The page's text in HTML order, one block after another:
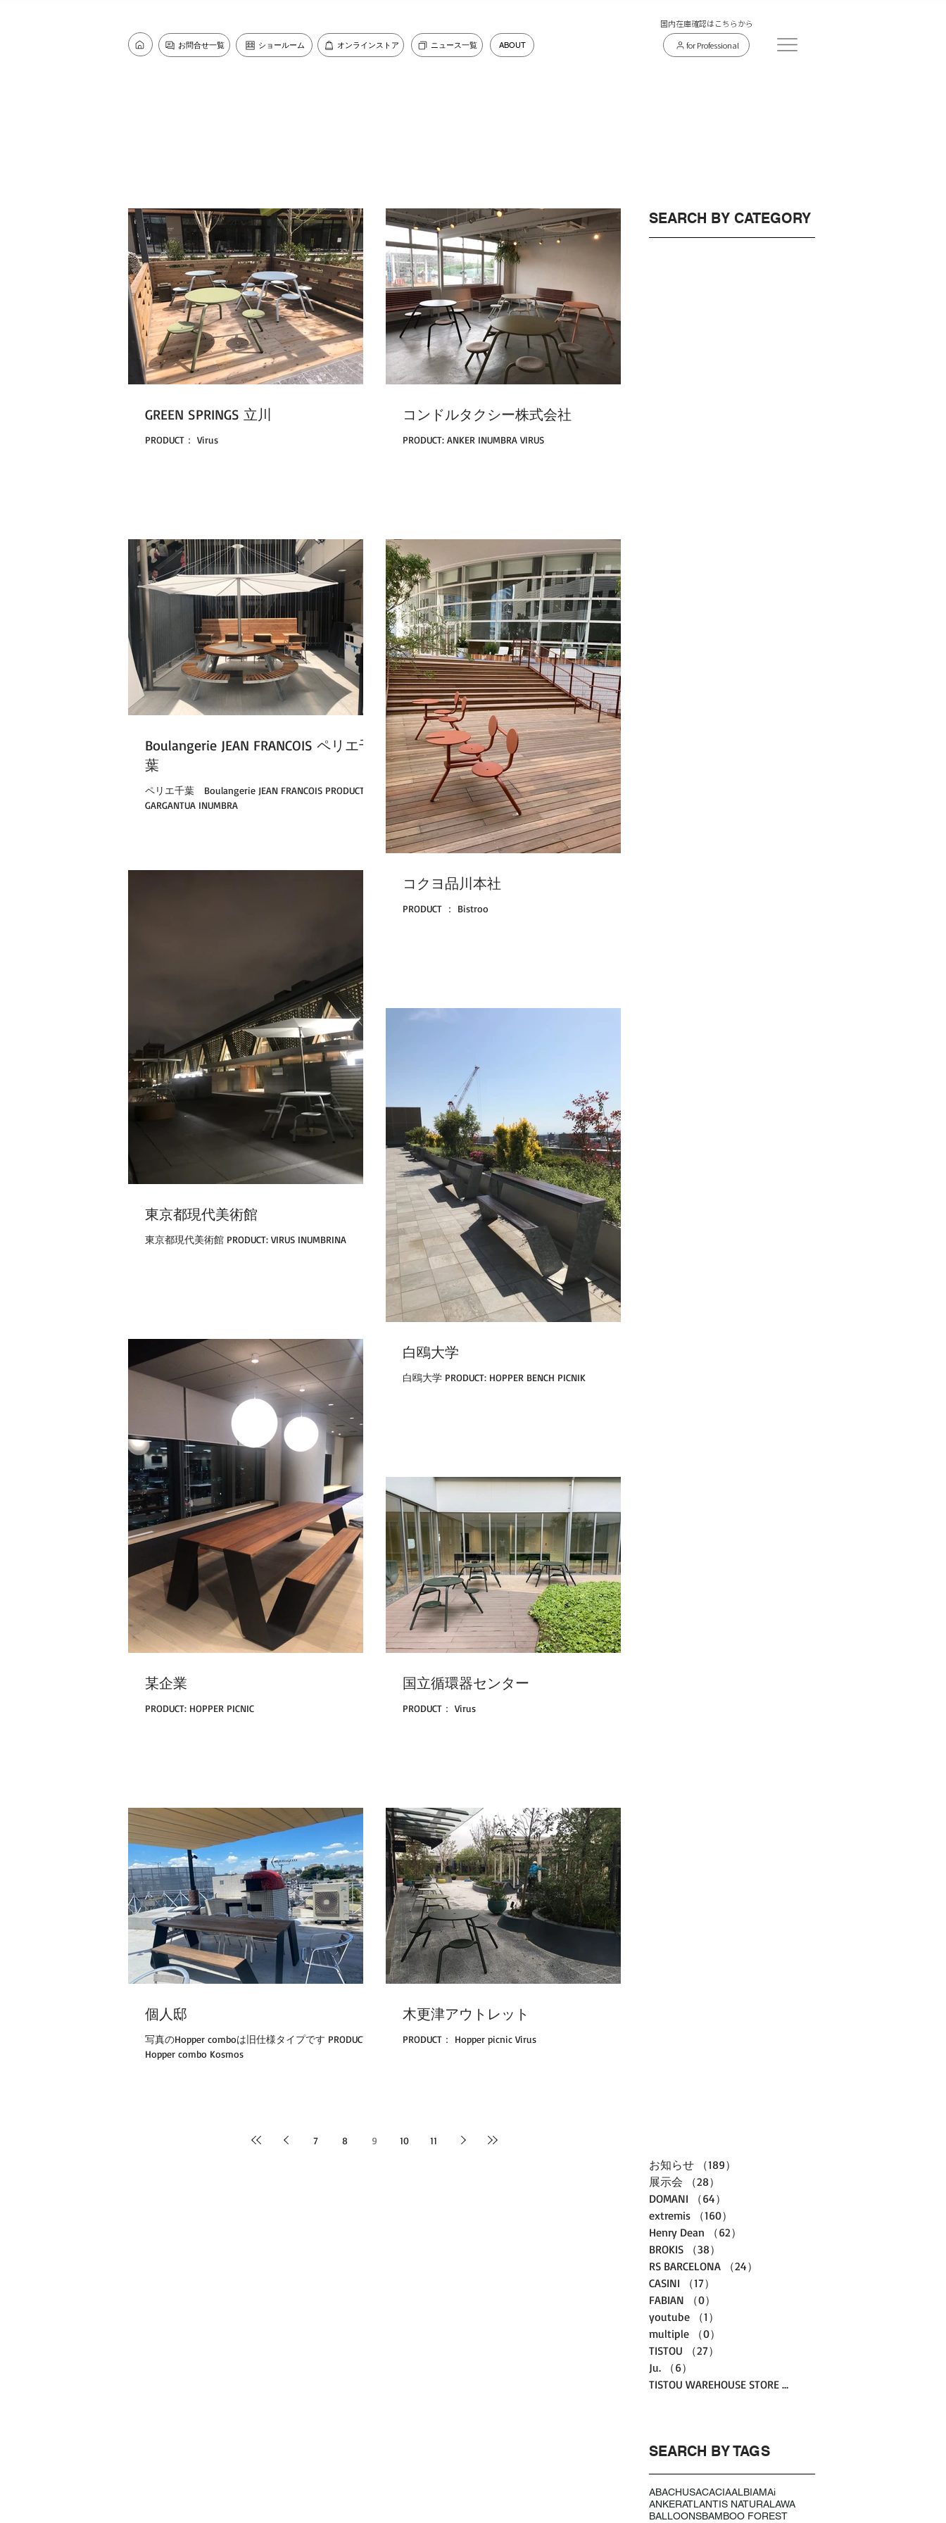
​国内在庫確認はこちらから
お問合せ一覧 ショールーム オンラインストア ニュース一覧 ABOUT for Professional
GREEN SPRINGS 立川
PRODUCT： Virus
コンドルタクシー株式会社
PRODUCT: ANKER INUMBRA VIRUS
Boulangerie JEAN FRANCOIS ペリエ千
葉
ペリエ千葉 Boulangerie JEAN FRANCOIS PRODUCT:
GARGANTUA INUMBRA
コクヨ品川本社
PRODUCT ： Bistroo
東京都現代美術館
東京都現代美術館 PRODUCT: VIRUS INUMBRINA
白鴎大学
白鴎大学 PRODUCT: HOPPER BENCH PICNIK
某企業
PRODUCT: HOPPER PICNIC
国立循環器センター
PRODUCT： Virus
個人邸
写真のHopper comboは旧仕様タイプです PRODUCT：
Hopper combo Kosmos
木更津アウトレット
PRODUCT： Hopper picnic Virus
7 8 9 10 11
SEARCH BY CATEGORY
お知らせ （189）
展示会
（28）
DOMANI
（64）
extremis
（160）
Henry Dean
（62）
BROKIS
（38）
RS BARCELONA
（24）
CASINI
（17）
FABIAN
（0）
youtube
（1）
multiple
（0）
TISTOU
（27）
Ju.
（6）
TISTOU WAREHOUSE STORE （3）
SEARCH BY TAGS
ABACHUSACACIAALBIAMAi
ANKERATLANTIS NATURALAWA
BALLOONSBAMBOO FOREST